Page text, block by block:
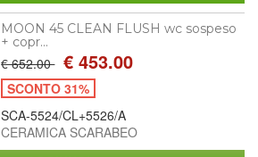
MOON 45 CLEAN FLUSH wc sospeso
+ copr...
€ 652.00 € 453.00
SCONTO 31%
SCA-5524/CL+5526/A
CERAMICA SCARABEO